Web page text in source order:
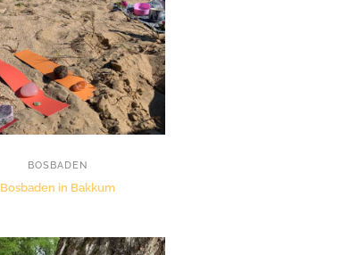
BOSBADEN
Bosbaden in Bakkum